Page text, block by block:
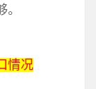
情况